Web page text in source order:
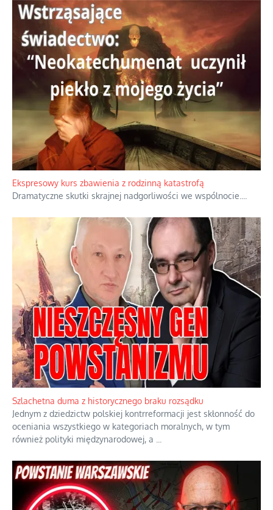
Ekspresowy kurs zbawienia z rodzinną katastrofą
Dramatyczne skutki skrajnej nadgorliwości we wspólnocie.
Szlachetna duma z historycznego braku rozsądku
Jednym z dziedzictw polskiej kontrreformacji jest skłonność do
oceniania wszystkiego w kategoriach moralnych, w tym
również polityki międzynarodowej, a